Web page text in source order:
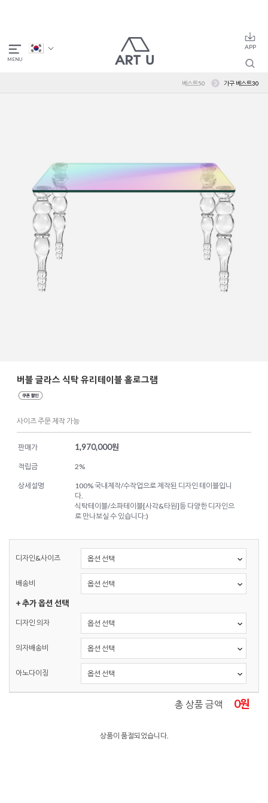
베스트50 가구 베스트30
버블 글라스 식탁 유리테이블 홀로그램
사이즈 주문 제작 가능
판매가 1,970,000원
적립금 2%
상세설명
100% 국내제작/수작업으로 제작된 디자인 테이블입니
다.
식탁테이블/소파테이블[사각&타원]등 다양한 디자인으
로 만나보실 수 있습니다:)
디자인&사이즈
배송비
+ 추가 옵션 선택
디자인 의자
의자배송비
아노다이징
총 상품 금액 0원
상품이 품절되었습니다.